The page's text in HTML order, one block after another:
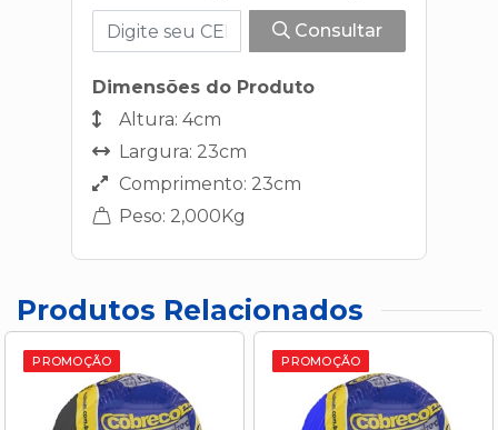
Consultar
Dimensões do Produto
Altura: 4cm
Largura: 23cm
Comprimento: 23cm
Peso: 2,000Kg
Produtos Relacionados
PROMOÇÃO PROMOÇÃO